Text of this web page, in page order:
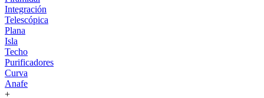
Integración
Telescópica
Plana
Isla
Techo
Purificadores
Curva
Anafe
+